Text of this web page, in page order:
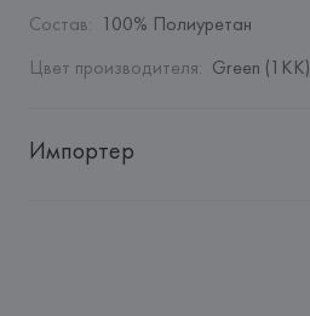
Состав: 100% Полиуретан
Цвет производителя: Green (1KK)
Импортер